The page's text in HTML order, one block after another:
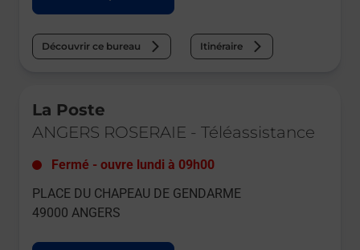
Découvrir ce bureau Itinéraire
La Poste
ANGERS ROSERAIE - Téléassistance
Fermé - ouvre lundi à 09h00
PLACE DU CHAPEAU DE GENDARME
49000 ANGERS